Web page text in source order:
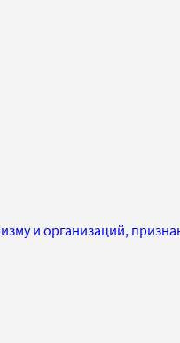
и организаций,